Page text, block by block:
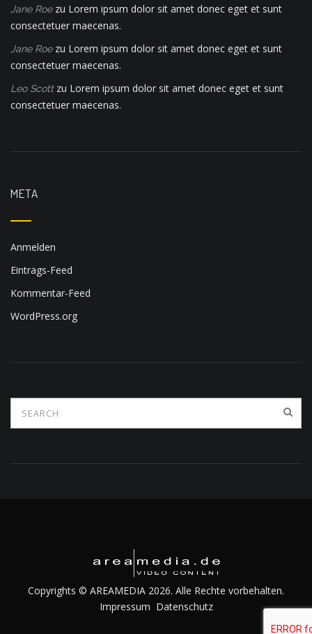
Jane Roezu Lorem ipsum dolor sit amet donec eget et sunt
consectetuer maecenas.
Jane Roezu Lorem ipsum dolor sit amet donec eget et sunt
consectetuer maecenas.
Leo Scottzu Lorem ipsum dolor sit amet donec eget et sunt
consectetuer maecenas.
META
Anmelden
Eintrags-Feed
Kommentar-Feed
WordPress.org
Copyrights © AREAMEDIA 2026. Alle Rechte vorbehalten.
Impressum Datenschutz